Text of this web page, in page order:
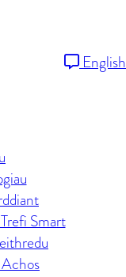
English
Smart